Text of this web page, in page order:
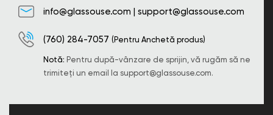
info@glassouse.com | support@glassouse.com
(760) 284-7057 (Pentru Anchetă produs)
Notă: Pentru după-vânzare de sprijin, vă rugăm să ne
trimiteți un email la support@glassouse.com.